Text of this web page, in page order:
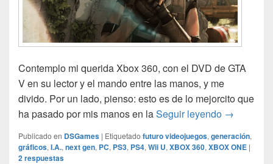
Contemplo mi querida Xbox 360, con el DVD de GTA
V en su lector y el mando entre las manos, y me
divido. Por un lado, pienso: esto es de lo mejorcito que
ha pasado por mis manos en laSeguir leyendo El fin de
→
Publicado en DSGames | Etiquetado futuro videojuegos, generación,
gráficos, I.A., next gen, PC, PS3, PS4, Wii U, XBOX 360, XBOX ONE |
2 respuestas